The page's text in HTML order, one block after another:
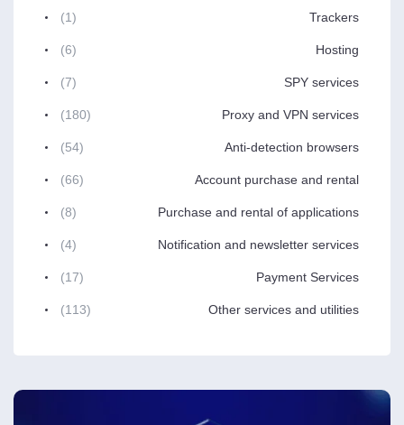
Trackers
(1)
Hosting
(6)
SPY services
(7)
Proxy and VPN services
(180)
Anti-detection browsers
(54)
Account purchase and rental
(66)
Purchase and rental of applications
(8)
Notification and newsletter services
(4)
Payment Services
(17)
Other services and utilities
(113)